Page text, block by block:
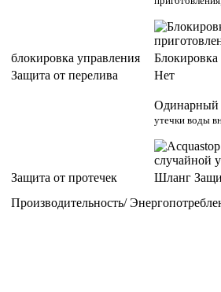
блокировка управления
Блокировка
Защита от перелива
Нет
Одинарный
утечки воды
Защита от протечек
Шланг
Производительность/